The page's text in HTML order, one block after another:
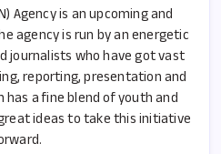
Agency is an upcoming and
agency is run by an energetic
journalists who have got vast
reporting, presentation and
a fine blend of youth and
ideas to take this initiative